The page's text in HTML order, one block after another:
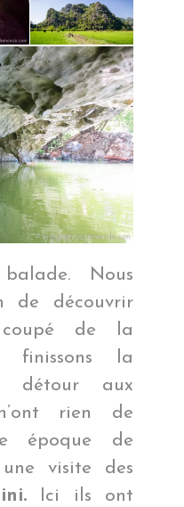
Nous
de découvrir
de la
finissons la
détour aux
rien de
époque de
visite des
Ici ils ont